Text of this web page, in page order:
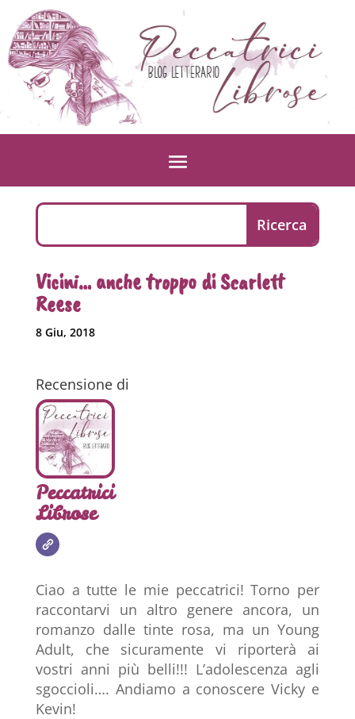
Vicini… anche troppo di Scarlett
Reese
8 Giu, 2018
Recensione di
Peccatrici
Librose
Ciao a tutte le mie peccatrici! Torno per
raccontarvi un altro genere ancora, un
romanzo dalle tinte rosa, ma un Young
Adult, che sicuramente vi riporterà ai
vostri anni più belli!!! L’adolescenza agli
sgoccioli…. Andiamo a conoscere Vicky e
Kevin!